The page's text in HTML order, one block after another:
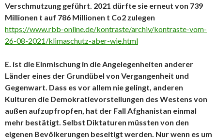
Verschmutzung geführt. 2021 dürfte sie erneut von 739
Millionen t auf 786 Millionen t Co2 zulegen
https://www.rbb-online.de/kontraste/archiv/kontraste-vom-
26-08-2021/klimaschutz-aber-wie.html
E. ist die Einmischung in die Angelegenheiten anderer
Länder eines der Grundübel von Vergangenheit und
Gegenwart. Dass es vor allem nie gelingt, anderen
Kulturen die Demokratievorstellungen des Westens von
außen aufzupfropfen, hat der Fall Afghanistan einmal
mehr bestätigt. Selbst Diktaturen müssten von den
eigenen Bevölkerungen beseitigt werden. Nur wenn es um